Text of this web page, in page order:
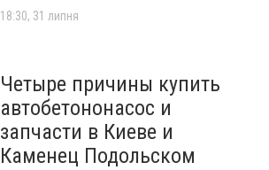
18:30, 31 липня
Четыре причины купить
автобетононасос и
запчасти в Киеве и
Каменец Подольском